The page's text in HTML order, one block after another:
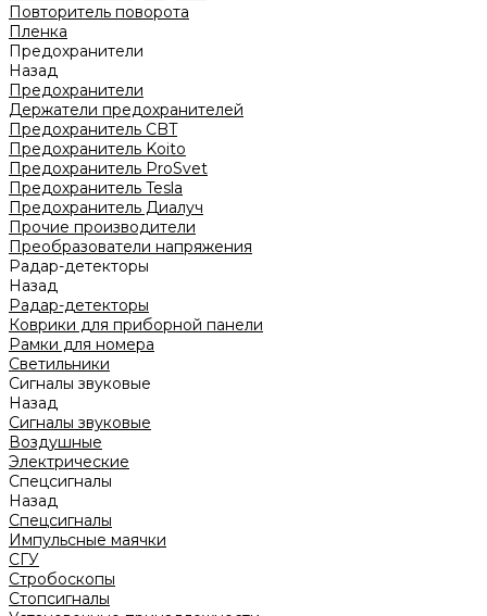
Повторитель поворота
Пленка
Предохранители
Назад
Предохранители
Держатели предохранителей
Предохранитель CBT
Предохранитель Koito
Предохранитель ProSvet
Предохранитель Tesla
Предохранитель Диалуч
Прочие производители
Преобразователи напряжения
Радар-детекторы
Назад
Радар-детекторы
Коврики для приборной панели
Рамки для номера
Светильники
Сигналы звуковые
Назад
Сигналы звуковые
Воздушные
Электрические
Спецсигналы
Назад
Спецсигналы
Импульсные маячки
СГУ
Стробоскопы
Стопсигналы